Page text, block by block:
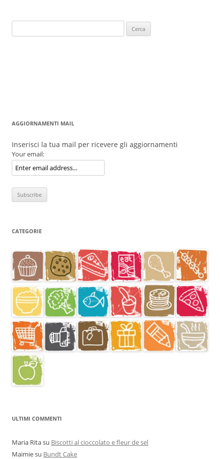
per:
AGGIORNAMENTI MAIL
Inserisci la tua mail per ricevere gli aggiornamenti
Your email:
CATEGORIE
ULTIMI COMMENTI
Maria Ritasu Biscotti al cioccolato e fleur de sel
Maimiesu Bundt Cake